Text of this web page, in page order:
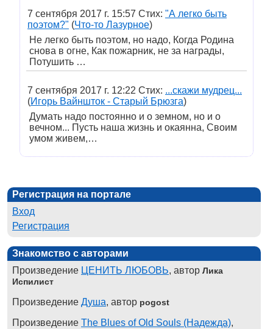
7 сентября 2017 г. 15:57 Стих: "А легко быть
поэтом?" (Что-то Лазурное)
Не легко быть поэтом, но надо, Когда Родина
снова в огне, Как пожарник, не за награды,
Потушить …
7 сентября 2017 г. 12:22 Стих: ...скажи мудрец...
(Игорь Вайншток - Старый Брюзга)
Думать надо постоянно и о земном, но и о
вечном... Пусть наша жизнь и окаянна, Своим
умом живем,…
Регистрация на портале
Вход
Регистрация
Знакомство с авторами
Произведение ЦЕНИТЬ ЛЮБОВЬ, автор Лика
Испилист
Произведение Душа, автор pogost
Произведение The Blues of Old Souls (Надежда),